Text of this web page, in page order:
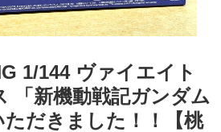
1/144 ヴァイエイト
「新機動戦記ガンダム
だきました！！【桃